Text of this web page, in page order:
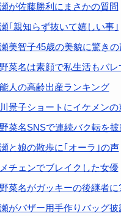
が佐藤勝利にまさかの質問
｢親知らず抜いて嬉しい事｣
美智子45歳の美貌に驚きの
菜名は素顔で私生活もバレ
人の高齢出産ランキング
景子ショートにイケメンの
菜名SNSで連続バク転を披
と娘の散歩に｢オーラ｣の声
チェンでブレイクした女優
菜名がガッキーの後継者に
がバザー用手作りバッグ披